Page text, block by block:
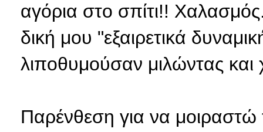
αγόρια στο σπίτι!!
δική μου "εξαιρετικά
λιποθυμούσαν μιλώντας
Παρένθεση για να